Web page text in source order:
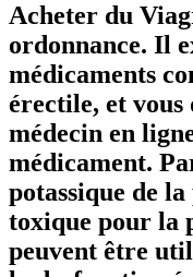
Acheter du
ordonnance. Il
médicaments
érectile, et
médecin en
médicament.
potassique de
toxique pour la
peuvent être